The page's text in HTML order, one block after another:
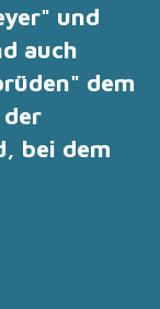
und
auch
dem
bei dem